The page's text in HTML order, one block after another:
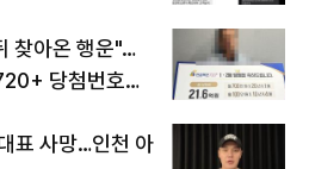
찾아온 행운"…
당첨번호조
표 사망…인천 아